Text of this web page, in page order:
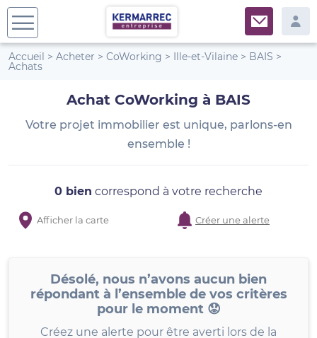
Accueil > Acheter > CoWorking > Ille-et-Vilaine > BAIS >
Achats
Achat CoWorking à BAIS
Votre projet immobilier est unique, parlons-en
ensemble !
0 bien correspond à votre recherche
Afficher la carte Créer une alerte
Désolé, nous n’avons aucun bien
répondant à l’ensemble de vos critères
pour le moment 😟
Créez une alerte pour être averti lors de la